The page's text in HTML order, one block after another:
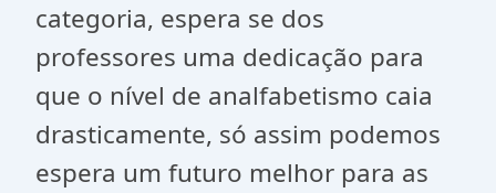
categoria, espera se dos
professores uma dedicação para
que o nível de analfabetismo caia
drasticamente, só assim podemos
espera um futuro melhor para as